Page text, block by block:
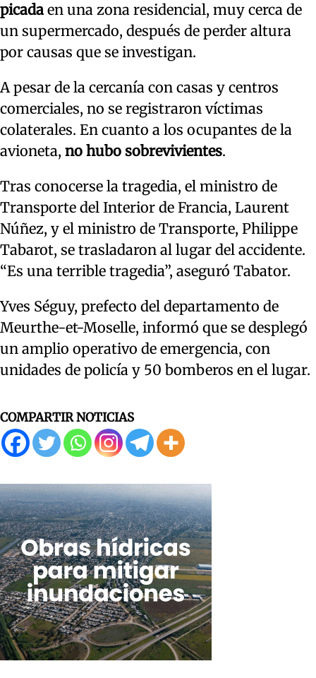
picada en una zona residencial, muy cerca de
un supermercado, después de perder altura
por causas que se investigan.
A pesar de la cercanía con casas y centros
comerciales, no se registraron víctimas
colaterales. En cuanto a los ocupantes de la
avioneta, no hubo sobrevivientes.
Tras conocerse la tragedia, el ministro de
Transporte del Interior de Francia, Laurent
Núñez, y el ministro de Transporte, Philippe
Tabarot, se trasladaron al lugar del accidente.
“Es una terrible tragedia”, aseguró Tabator.
Yves Séguy, prefecto del departamento de
Meurthe-et-Moselle, informó que se desplegó
un amplio operativo de emergencia, con
unidades de policía y 50 bomberos en el lugar.
COMPARTIR NOTICIAS